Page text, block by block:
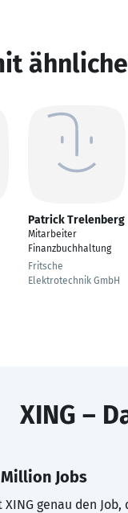
Patrick Trelenberg
Mitarbeiter
Finanzbuchhaltung
Fritsche
Elektrotechnik GmbH
XING –
Jobs
genau den